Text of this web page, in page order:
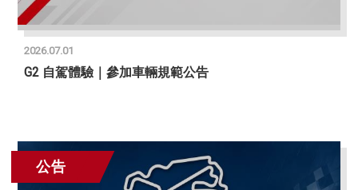
2026.07.01
G2 自駕體驗｜參加車輛規範公告
公告